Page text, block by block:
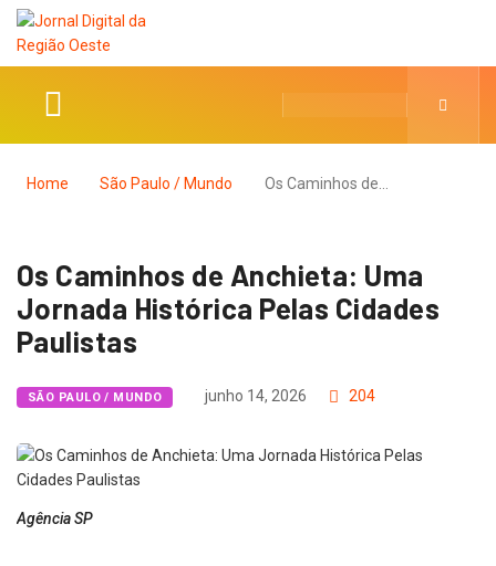
Home São Paulo / Mundo Os Caminhos de…
Os Caminhos de Anchieta: Uma
Jornada Histórica Pelas Cidades
Paulistas
SÃO PAULO / MUNDO junho 14, 2026 204
Agência SP